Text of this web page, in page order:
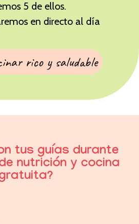
5 de ellos.
en directo al día
rico y saludable
tus guías durante
nutrición y cocina